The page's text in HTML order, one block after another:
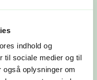
indhold og
til sociale medier og til
oplysninger om
rejse
vi din drømmerejse
dine ønsker.